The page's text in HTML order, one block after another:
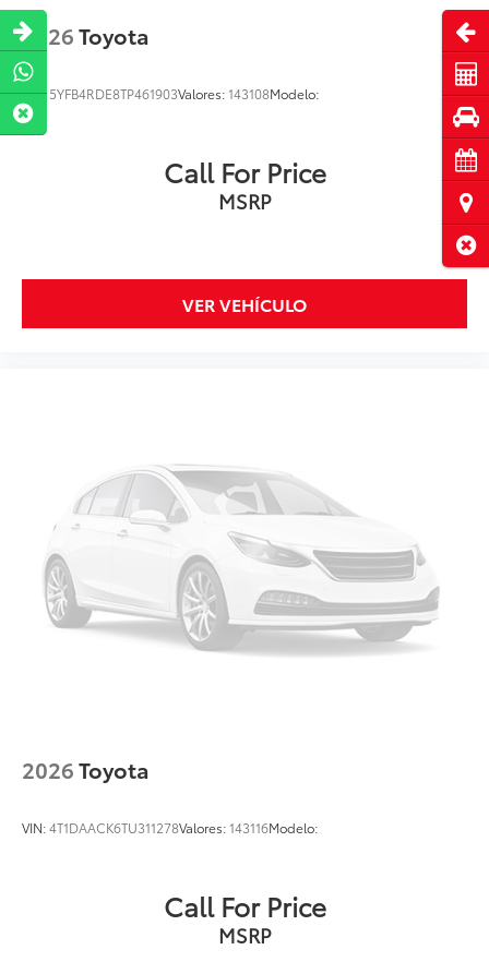
2026Toyota
VIN:5YFB4RDE8TP461903Valores:143108Modelo:
Call For Price
MSRP
VER VEHÍCULO
2026Toyota
VIN:4T1DAACK6TU311278Valores:143116Modelo:
Call For Price
MSRP